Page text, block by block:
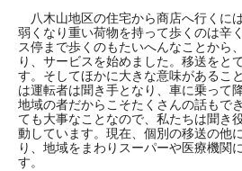
八木山地区の住宅から商店へ行くに
弱くなり重い荷物を持って歩くのは辛
ス停まで歩くのもたいへんなことから
り、サービスを始めました。移送をと
す。そしてほかに大きな意味があるこ
は運転者は聞き手となり、車に乗って
地域の者だからこそたくさんの話もで
ても大事なことなので、私たちは聞き
動しています。現在、個別の移送の他
り、地域をまわりスーパーや医療機関
す。